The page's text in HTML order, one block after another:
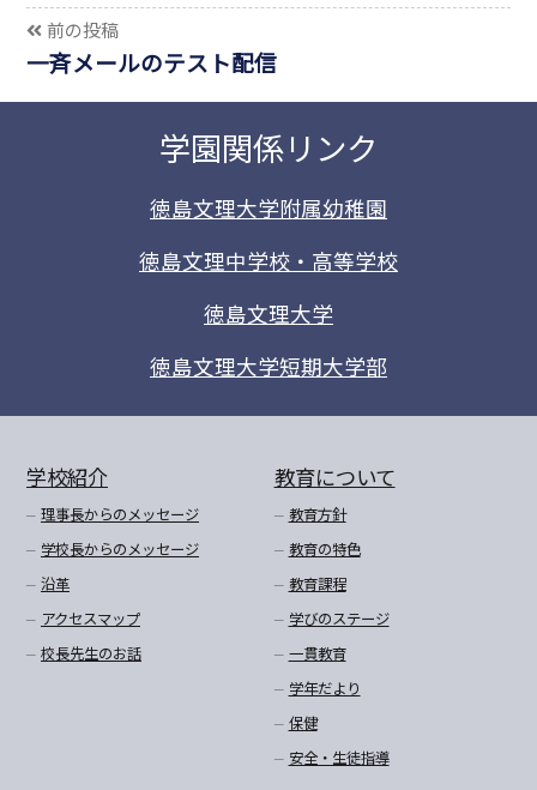
前の投稿
一斉メールのテスト配信
学園関係リンク
徳島文理大学附属幼稚園
徳島文理中学校・高等学校
徳島文理大学
徳島文理大学短期大学部
学校紹介
理事長からのメッセージ
学校長からのメッセージ
沿革
アクセスマップ
校長先生のお話
教育について
教育方針
教育の特色
教育課程
学びのステージ
一貫教育
学年だより
保健
安全・生徒指導